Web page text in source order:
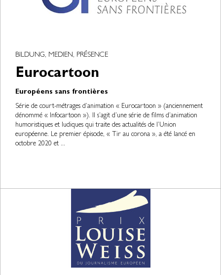
BILDUNG, MEDIEN, PRÉSENCE
Eurocartoon
Européens sans frontières
Série de court-métrages d’animation « Eurocartoon » (anciennement
dénommé « Infocartoon »). Il s’agit d’une série de films d’animation
humoristiques et ludiques qui traite des actualités de l’Union
européenne. Le premier épisode, « Tir au corona », a été lancé en
octobre 2020 et ...